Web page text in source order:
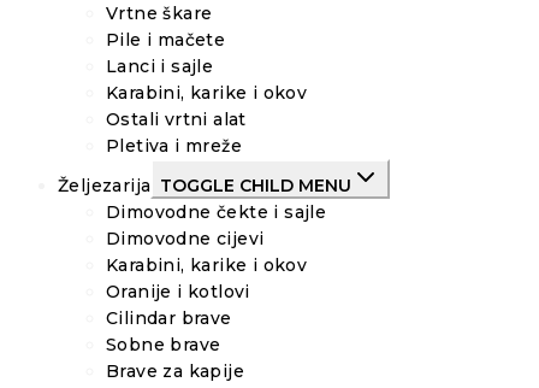
Vrtne škare
Pile i mačete
Lanci i sajle
Karabini, karike i okov
Ostali vrtni alat
Pletiva i mreže
Željezarija TOGGLE CHILD MENU
Dimovodne čekte i sajle
Dimovodne cijevi
Karabini, karike i okov
Oranije i kotlovi
Cilindar brave
Sobne brave
Brave za kapije